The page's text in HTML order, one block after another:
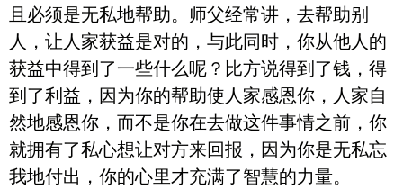
且必须是无私地帮助。师父经常讲，去帮助别
人，让人家获益是对的，与此同时，你从他人的
获益中得到了一些什么呢？比方说得到了钱，得
到了利益，因为你的帮助使人家感恩你，人家自
然地感恩你，而不是你在去做这件事情之前，你
就拥有了私心想让对方来回报，因为你是无私忘
我地付出，你的心里才充满了智慧的力量。